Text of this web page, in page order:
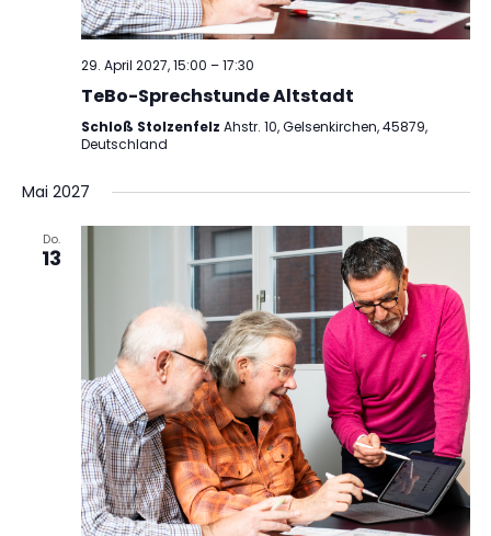
29. April 2027, 15:00 –17:30
TeBo-Sprechstunde Altstadt
Schloß Stolzenfelz Ahstr. 10, Gelsenkirchen, 45879,
Deutschland
Mai 2027
Do.
13